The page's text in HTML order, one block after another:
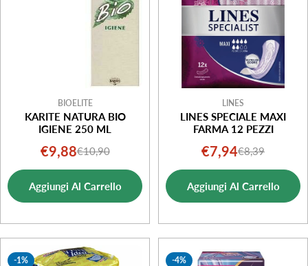
BIOELITE
KARITE NATURA BIO
IGIENE 250 ML
Prezzo
di
vendita
€9,88Prezzo
normale
€10,90
Aggiungi Al Carrello
LINES
LINES SPECIALE MAXI
FARMA 12 PEZZI
Prezzo
di
vendita
€7,94Prezzo
normale
€8,39
Aggiungi Al Carrello
-1% -4%